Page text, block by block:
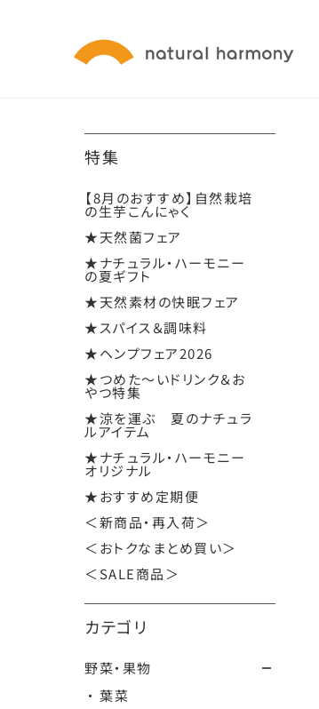
特集
【8月のおすすめ】自然栽培
の生芋こんにゃく
★天然菌フェア
★ナチュラル・ハーモニー
の夏ギフト
★天然素材の快眠フェア
★スパイス＆調味料
★ヘンプフェア2026
★つめた～いドリンク＆お
やつ特集
★涼を運ぶ 夏のナチュラ
ルアイテム
★ナチュラル・ハーモニー
オリジナル
★おすすめ定期便
＜新商品・再入荷＞
＜おトクなまとめ買い＞
＜SALE商品＞
カテゴリ
野菜・果物
・ 葉菜